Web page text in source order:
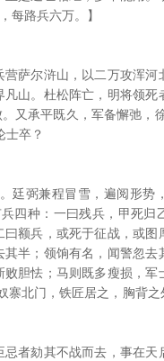
每路兵六万。】
萨尔浒山，以二万攻浑河
山。杜松阵亡，明将领死
又承平既久，军备懈弛，
士卒？
廷弼兼程冒雪，遍阅形势
四种：一曰残兵，甲死归
额兵，或死于征战，或图
半；领饷有名，闻警忽去
胆怯；马则既多瘦损，军
寨北门，铁匠居之，胸背
者劾其不战而去，事在天